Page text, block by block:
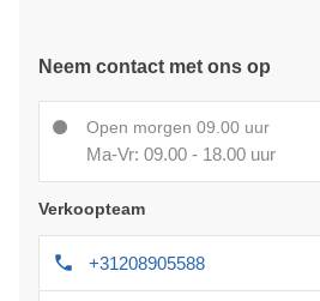
Neem contact met ons op
Open morgen 09.00 uur
Ma-Vr: 09.00 - 18.00 uur
Verkoopteam
+31208905588